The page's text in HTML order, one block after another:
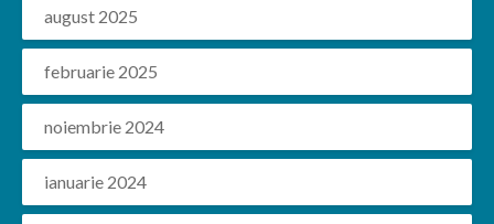
august 2025
februarie 2025
noiembrie 2024
ianuarie 2024